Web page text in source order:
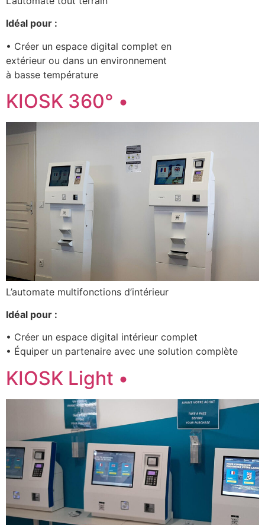
Idéal pour :
• Créer un espace digital complet en
extérieur ou dans un environnement
à basse température
KIOSK 360° •
L’automate multifonctions d’intérieur
Idéal pour :
• Créer un espace digital intérieur complet
• Équiper un partenaire avec une solution complète
KIOSK Light •